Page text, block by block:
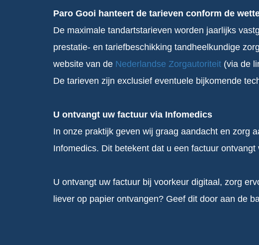
Paro Gooi hanteert de tarieven conform de
De maximale tandartstarieven worden jaarlijks
prestatie- en tariefbeschikking tandheelkundige
website van de Nederlandse Zorgautoriteit (via de
De tarieven zijn exclusief eventuele bijkomende
U ontvangt uw factuur via Infomedics
In onze praktijk geven wij graag aandacht en zorg
Infomedics. Dit betekent dat u een factuur
U ontvangt uw factuur bij voorkeur digitaal, zorg
liever op papier ontvangen? Geef dit door aan de